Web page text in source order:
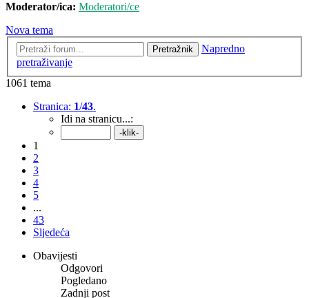
Moderator/ica: Moderatori/ce
Nova tema
Pretražnik
Napredno
pretraživanje
1061 tema
Stranica: 1/43.
Idi na stranicu...:
1
2
3
4
5
...
43
Sljedeća
Obavijesti
Odgovori
Pogledano
Zadnji post